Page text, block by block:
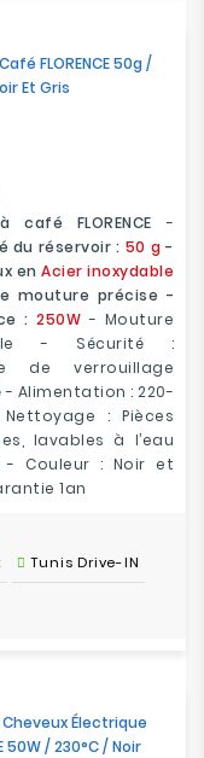
FLORENCE 50g /
Et Gris
café FLORENCE-
du réservoir : 50 g -
en Acier inoxydable
mouture précise -
: 250W - Mouture
- Sécurité :
de verrouillage
- Alimentation : 220-
: Pièces
lavables à l’eau
- Couleur : Noir et
1an
Tunis Drive-IN
Électrique
50W / 230°C / Noir